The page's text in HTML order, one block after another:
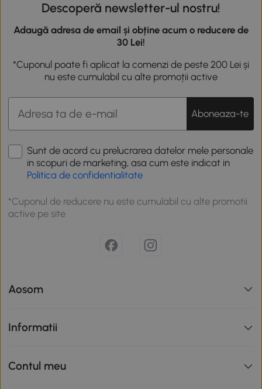
Descoperă newsletter-ul nostru!
Adaugă adresa de email și obține acum o reducere de
30 Lei!
*Cuponul poate fi aplicat la comenzi de peste 200 Lei și
nu este cumulabil cu alte promoții active
Aboneaza-te
Sunt de acord cu prelucrarea datelor mele personale
in scopuri de marketing, asa cum este indicat in
Politica de confidentialitate
*Cuponul de reducere nu este cumulabil cu alte promotii
active pe site
Aosom
Informatii
Contul meu